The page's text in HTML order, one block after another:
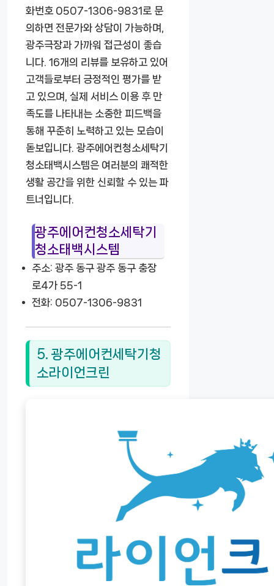
화번호 0507-1306-9831로 문
의하면 전문가와 상담이 가능하며,
광주극장과 가까워 접근성이 좋습
니다. 16개의 리뷰를 보유하고 있어
고객들로부터 긍정적인 평가를 받
고 있으며, 실제 서비스 이용 후 만
족도를 나타내는 소중한 피드백을
통해 꾸준히 노력하고 있는 모습이
돋보입니다. 광주에어컨청소세탁기
청소태백시스템은 여러분의 쾌적한
생활 공간을 위한 신뢰할 수 있는 파
트너입니다.
광주에어컨청소세탁기
청소태백시스템
주소: 광주 동구 광주 동구 충장
로4가 55-1
전화: 0507-1306-9831
5. 광주에어컨세탁기청
소라이언크린